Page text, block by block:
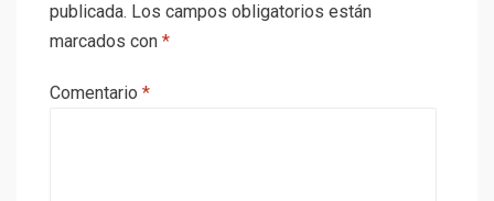
publicada. Los campos obligatorios están
marcados con *
Comentario *